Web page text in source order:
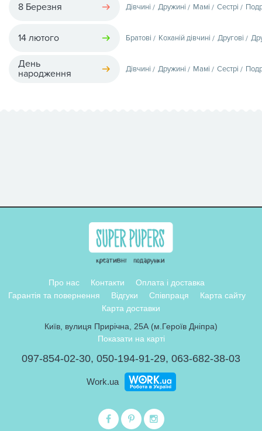
8 Березня Дівчині Дружині Мамі Сестрі
14 лютого Братові Коханій дівчині Другові
День
народження
Дівчині Дружині Мамі Сестрі
Про нас Контакти
Оплата і доставка
Гарантія та повернення
Відгуки Співпраця
Карта сайту
Карта доставки
Київ, вулиця Прирічна, 25А (м.Героїв Дніпра)
Показати на карті
097-854-02-30, 050-194-91-29, 063-682-38-03
Work.ua